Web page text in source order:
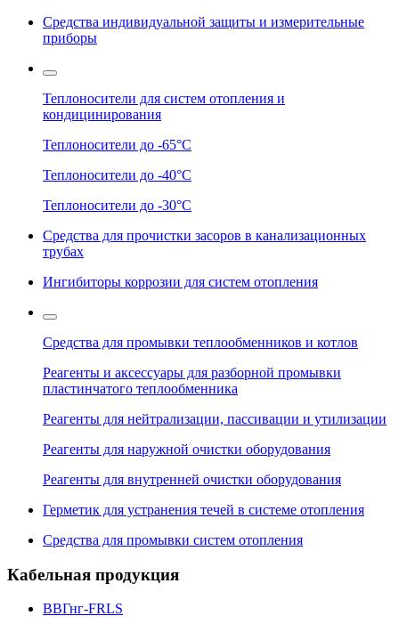
Средства индивидуальной защиты и измерительные
приборы
Теплоносители для систем отопления и
кондицинирования
Теплоносители до -65°C
Теплоносители до -40°C
Теплоносители до -30°C
Средства для прочистки засоров в канализационных
трубах
Ингибиторы коррозии для систем отопления
Средства для промывки теплообменников и котлов
Реагенты и аксессуары для разборной промывки
пластинчатого теплообменника
Реагенты для нейтрализации, пассивации и утилизации
Реагенты для наружной очистки оборудования
Реагенты для внутренней очистки оборудования
Герметик для устранения течей в системе отопления
Средства для промывки систем отопления
Кабельная продукция
ВВГнг-FRLS